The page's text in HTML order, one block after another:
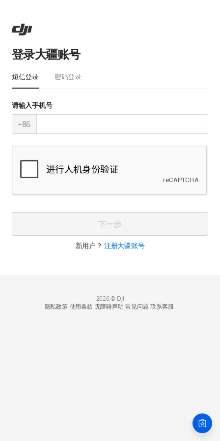
登录大疆账号
短信登录 密码登录
请输入手机号
+86
下一步
新用户？注册大疆账号
2026 © DJI
隐私政策 使用条款 无障碍声明 常见问题 联系客服